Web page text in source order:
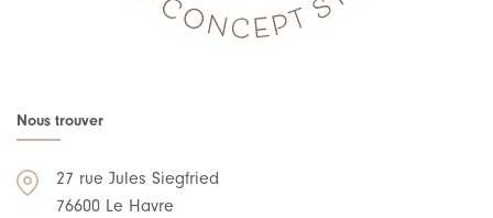
Nous trouver
27 rue Jules Siegfried
76600 Le Havre